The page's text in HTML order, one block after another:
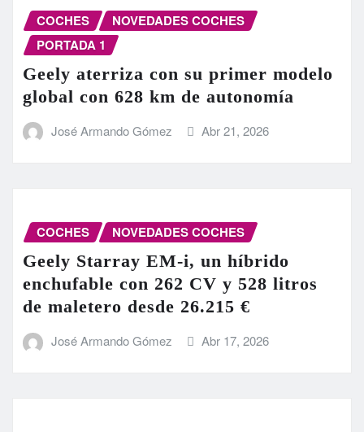
COCHES
NOVEDADES COCHES
PORTADA 1
Geely aterriza con su primer modelo
global con 628 km de autonomía
José Armando Gómez Abr 21, 2026
COCHES NOVEDADES COCHES
Geely Starray EM-i, un híbrido
enchufable con 262 CV y 528 litros
de maletero desde 26.215 €
José Armando Gómez Abr 17, 2026